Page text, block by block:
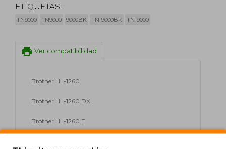
ETIQUETAS:
TN9000 TN9000 9000BK TN-9000BK TN-9000
print Ver compatibilidad
Brother HL-1260
Brother HL-1260 DX
Brother HL-1260 E